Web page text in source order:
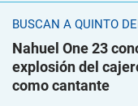
BUSCAN A QUINTO
Nahuel One 23
explosión del
como cantante